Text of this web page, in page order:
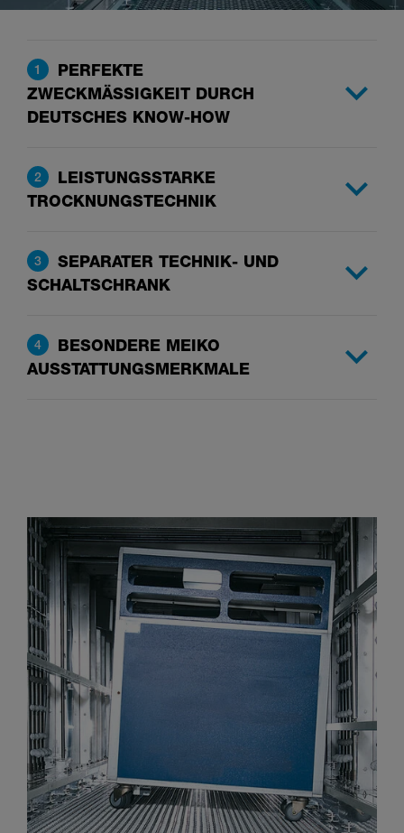
1
PERFEKTE
ZWECKMÄSSIGKEIT DURCH
DEUTSCHES KNOW-HOW
2
LEISTUNGSSTARKE
TROCKNUNGSTECHNIK
3
SEPARATER TECHNIK- UND
SCHALTSCHRANK
4
BESONDERE MEIKO
AUSSTATTUNGSMERKMALE